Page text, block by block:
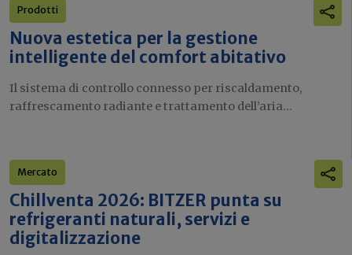
Prodotti
Nuova estetica per la gestione
intelligente del comfort abitativo
Il sistema di controllo connesso per riscaldamento,
raffrescamento radiante e trattamento dell’aria...
Mercato
Chillventa 2026: BITZER punta su
refrigeranti naturali, servizi e
digitalizzazione